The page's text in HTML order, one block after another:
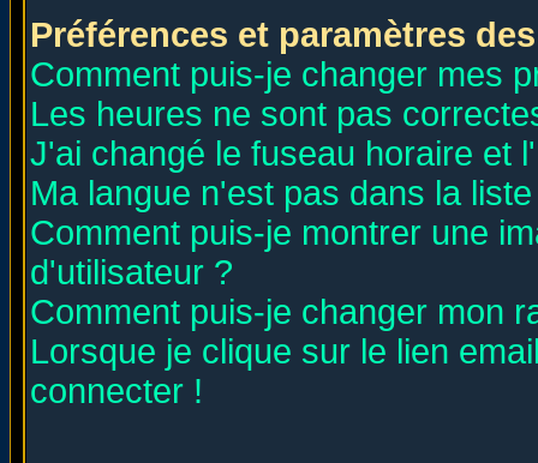
Préférences et paramètres
Comment puis-je changer mes
Les heures ne sont pas
J'ai changé le fuseau horaire et
Ma langue n'est pas dans la
Comment puis-je montrer une
d'utilisateur ?
Comment puis-je changer mon
Lorsque je clique sur le lien
connecter !